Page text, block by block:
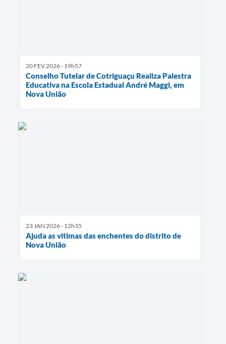
20 FEV 2026 - 19h57
Conselho Tutelar de Cotriguaçu Realiza Palestra
Educativa na Escola Estadual André Maggi, em
Nova União
23 JAN 2026 - 12h35
Ajuda as vitimas das enchentes do distrito de
Nova União